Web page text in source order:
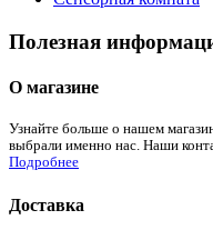
Полезная
О магазине
Узнайте больше о нашем
выбрали именно нас. Наши
Подробнее
Доставка